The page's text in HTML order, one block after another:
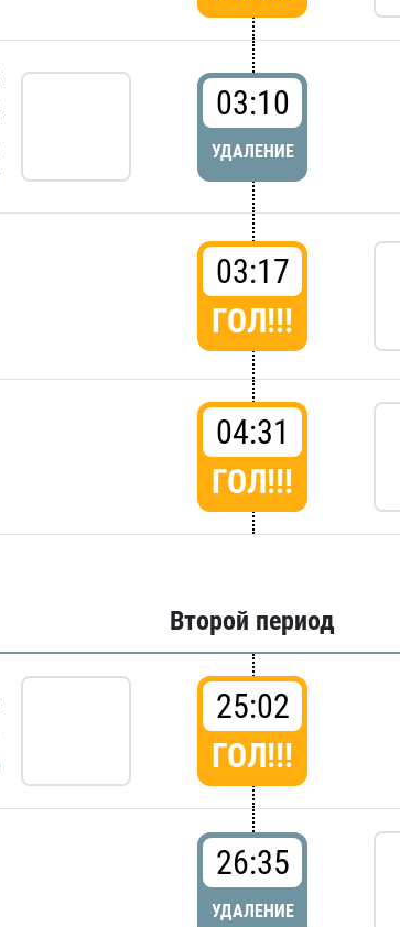
03:10
УДАЛЕНИЕ
03:17
ГОЛ!!!
04:31
ГОЛ!!!
Второй период
25:02
ГОЛ!!!
26:35
УДАЛЕНИЕ